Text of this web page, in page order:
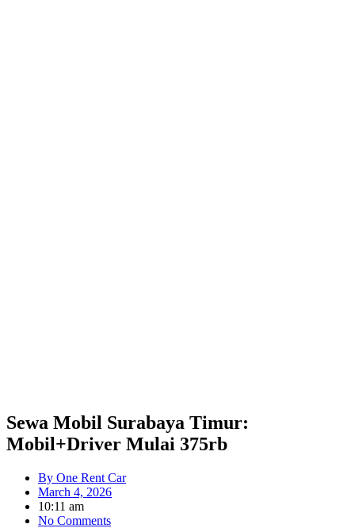
Sewa Mobil Surabaya Timur:
Mobil+Driver Mulai 375rb
By One Rent Car
March 4, 2026
10:11 am
No Comments